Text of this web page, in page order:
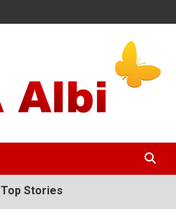
Top Stories